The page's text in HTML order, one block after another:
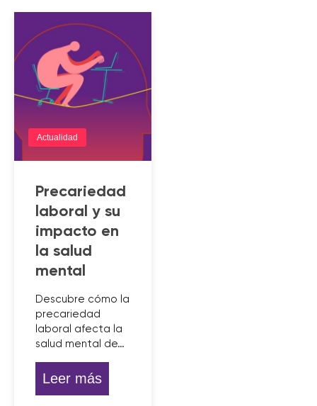
Actualidad
Precariedad
laboral y su
impacto en
la salud
mental
Descubre cómo la
precariedad
laboral afecta la
salud mental de…
Leer más